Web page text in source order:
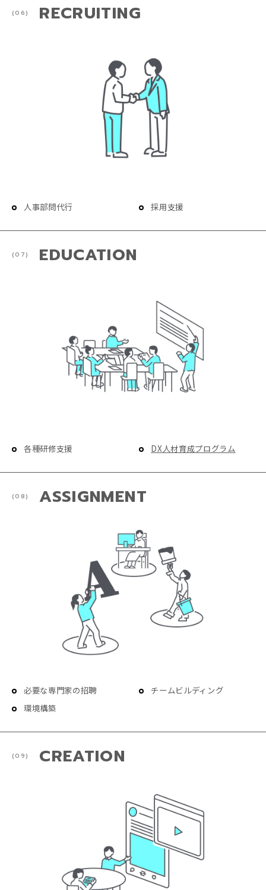
RECRUITING
人事部問代行 採用支援
EDUCATION
各種研修支援 DX人材育成プログラム
ASSIGNMENT
必要な専門家の招聘
チームビルディング
環境構築
CREATION